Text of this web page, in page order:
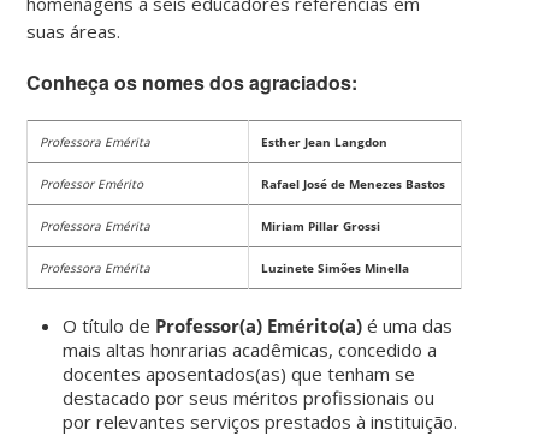
suas áreas.
Conheça os nomes dos agraciados:
Professora Emérita Esther Jean Langdon
Professor Emérito Rafael José de Menezes Bastos
Professora Emérita Miriam Pillar Grossi
Professora Emérita Luzinete Simões Minella
O título de Professor(a) Emérito(a) é uma das
mais altas honrarias acadêmicas, concedido a
docentes aposentados(as) que tenham se
destacado por seus méritos profissionais ou
por relevantes serviços prestados à instituição.